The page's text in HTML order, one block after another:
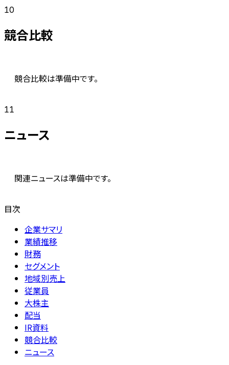
10
競合比較
競合比較は準備中です。
11
ニュース
関連ニュースは準備中です。
目次
企業サマリ
業績推移
財務
セグメント
地域別売上
従業員
大株主
配当
IR資料
競合比較
ニュース